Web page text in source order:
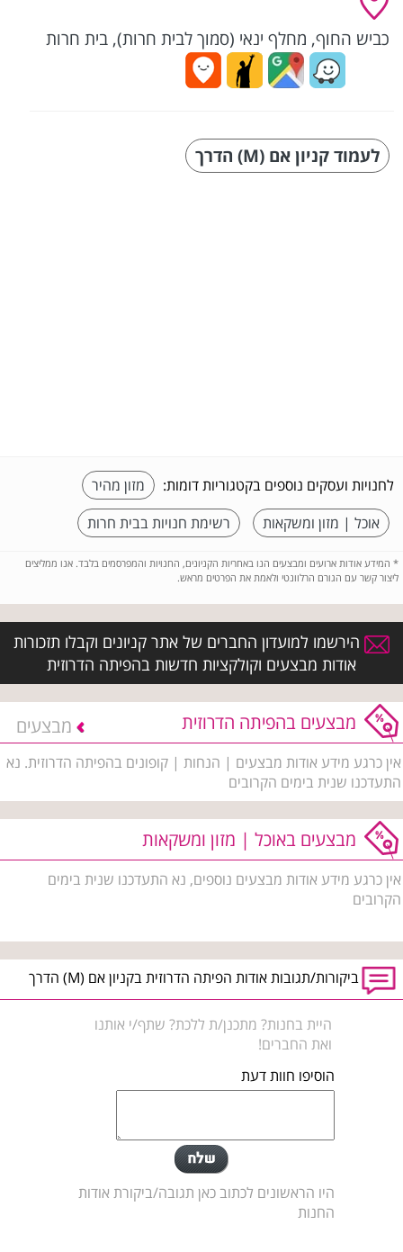
כביש החוף, מחלף ינאי (סמוך לבית חרות), בית חרות
לעמוד קניון אם (M) הדרך
לחנויות ועסקים נוספים בקטגוריות דומות:
מזון מהיר
אוכל | מזון ומשקאות
רשימת חנויות בבית חרות
* המידע אודות ארועים ומבצעים הנו באחריות הקניונים, החנויות והמפרסמים בלבד. אנו ממליצים
ליצור קשר עם הגורם הרלוונטי ולאמת את הפרטים מראש.
הירשמו למועדון החברים של אתר קניונים וקבלו תזכורות
אודות מבצעים וקולקציות חדשות בהפיתה הדרוזית
מבצעים בהפיתה הדרוזית מבצעים
אין כרגע מידע אודות מבצעים | הנחות | קופונים בהפיתה הדרוזית. נא
התעדכנו שנית בימים הקרובים
מבצעים באוכל | מזון ומשקאות
אין כרגע מידע אודות מבצעים נוספים, נא התעדכנו שנית בימים
הקרובים
ביקורות/תגובות אודות הפיתה הדרוזית בקניון אם (M) הדרך
היית בחנות? מתכנן/ת ללכת? שתף/י אותנו
ואת החברים!
הוסיפו חוות דעת
היו הראשונים לכתוב כאן תגובה/ביקורת אודות
החנות